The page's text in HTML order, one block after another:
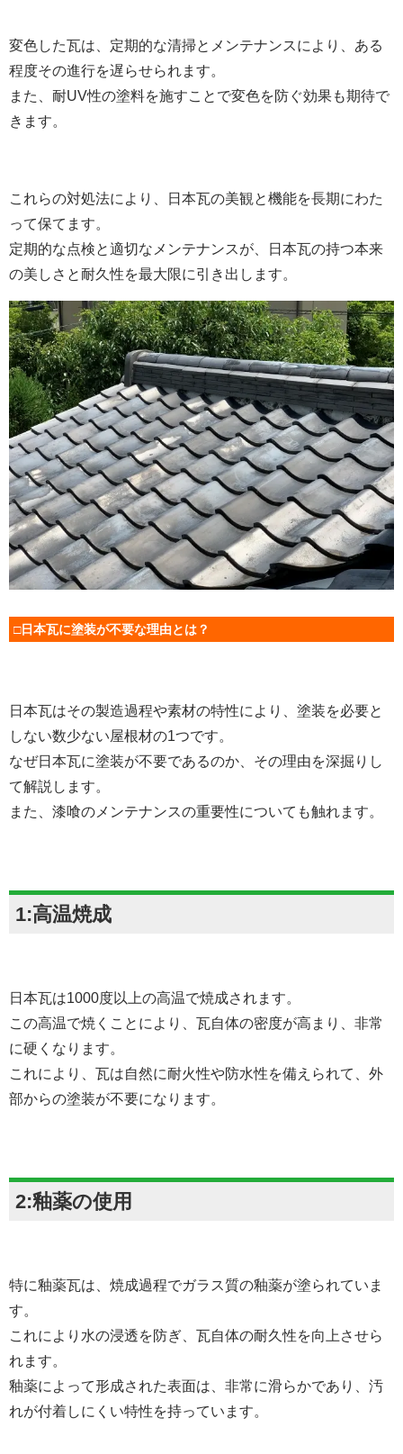
変色した瓦は、定期的な清掃とメンテナンスにより、ある
程度その進行を遅らせられます。
また、耐UV性の塗料を施すことで変色を防ぐ効果も期待で
きます。
これらの対処法により、日本瓦の美観と機能を長期にわた
って保てます。
定期的な点検と適切なメンテナンスが、日本瓦の持つ本来
の美しさと耐久性を最大限に引き出します。
□日本瓦に塗装が不要な理由とは？
日本瓦はその製造過程や素材の特性により、塗装を必要と
しない数少ない屋根材の1つです。
なぜ日本瓦に塗装が不要であるのか、その理由を深掘りし
て解説します。
また、漆喰のメンテナンスの重要性についても触れます。
1:高温焼成
日本瓦は1000度以上の高温で焼成されます。
この高温で焼くことにより、瓦自体の密度が高まり、非常
に硬くなります。
これにより、瓦は自然に耐火性や防水性を備えられて、外
部からの塗装が不要になります。
2:釉薬の使用
特に釉薬瓦は、焼成過程でガラス質の釉薬が塗られていま
す。
これにより水の浸透を防ぎ、瓦自体の耐久性を向上させら
れます。
釉薬によって形成された表面は、非常に滑らかであり、汚
れが付着しにくい特性を持っています。